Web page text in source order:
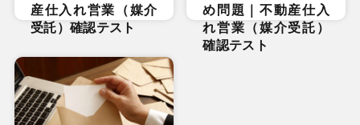
産仕入れ営業（媒介
受託）確認テスト
め問題｜不動産仕入
れ営業（媒介受託）
確認テスト